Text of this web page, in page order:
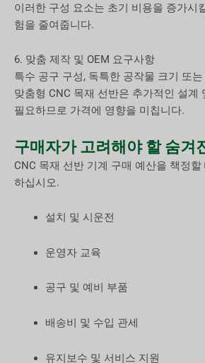
이러한 구성 요소는 초기 비용을 증가시
험을 줄여줍니다.
6. 맞춤 제작 및 OEM 요구사항
특수 공구 구성, 독특한 공작물 크기 또
맞춤형 CNC 목재 선반은 추가적인 설계
필요하므로 가격에 영향을 미칩니다.
구매자가 고려해야 할 숨겨
CNC 목재 선반 기계 구매 예산을 책정
하십시오.
설치 및 시운전
운영자 교육
공구 및 예비 부품
배송비 및 수입 관세
유지보수 및 서비스 지원